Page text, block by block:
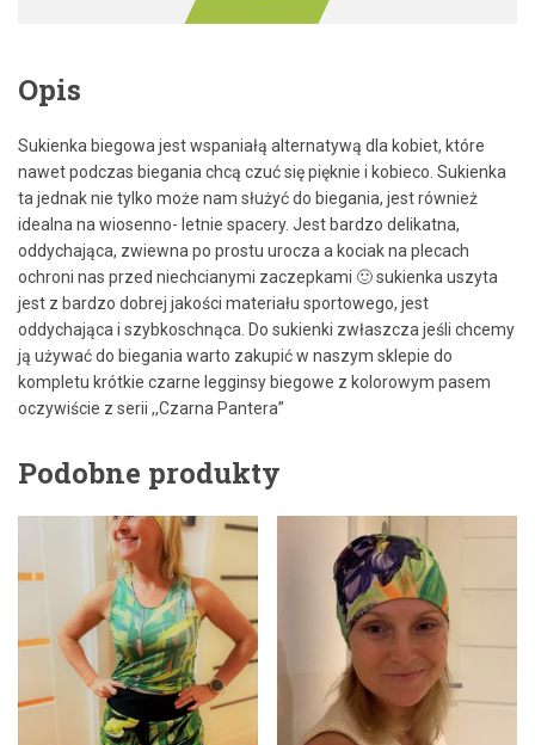
Opis
Sukienka biegowa jest wspaniałą alternatywą dla kobiet, które
nawet podczas biegania chcą czuć się pięknie i kobieco. Sukienka
ta jednak nie tylko może nam służyć do biegania, jest również
idealna na wiosenno- letnie spacery. Jest bardzo delikatna,
oddychająca, zwiewna po prostu urocza a kociak na plecach
ochroni nas przed niechcianymi zaczepkami 🙂 sukienka uszyta
jest z bardzo dobrej jakości materiału sportowego, jest
oddychająca i szybkoschnąca. Do sukienki zwłaszcza jeśli chcemy
ją używać do biegania warto zakupić w naszym sklepie do
kompletu krótkie czarne legginsy biegowe z kolorowym pasem
oczywiście z serii ,,Czarna Pantera”
Podobne produkty